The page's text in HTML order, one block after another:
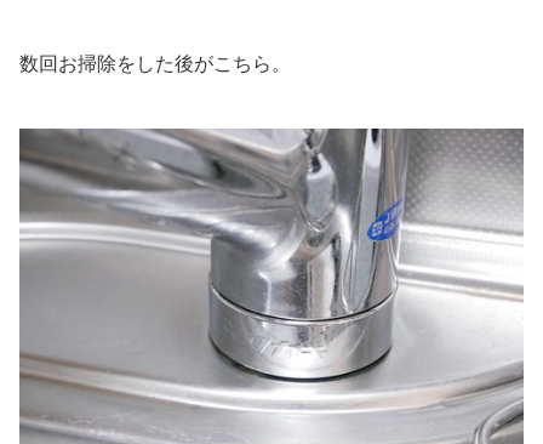
数回お掃除をした後がこちら。